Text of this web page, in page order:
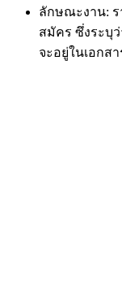
ลักษณะงาน: ร
สมัคร ซึ่งระบุ
จะอยู่ในเอกส